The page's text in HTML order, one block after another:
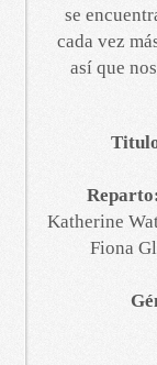
se
cada vez
así que
Reparto:
Katherine
Fiona